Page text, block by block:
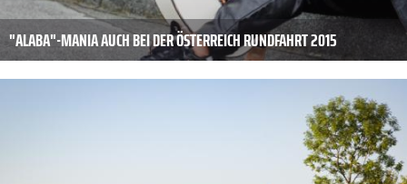
"ALABA"-MANIA AUCH BEI DER ÖSTERREICH RUNDFAHRT 2015